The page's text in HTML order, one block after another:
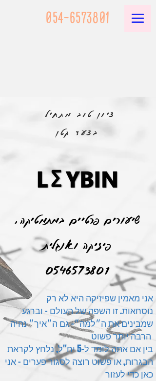
054-6573801
בצעד קטן
שיעורים פרטיים במתמטיקה,
פיזיקה ואנגלית
0546573801
אני מאמין שפיזיקה היא לא רק
נוסחאות.זו השפה של העולם – וברגע
שמבינים את ה״למה״- גם ה״איך״ נהיה
בין אם אתה לומד ל-5 יח"ל, נלחץ לקראת
הבגרות, או פשוט רוצה לסגור פערים –אני
כאן כדי לעזור